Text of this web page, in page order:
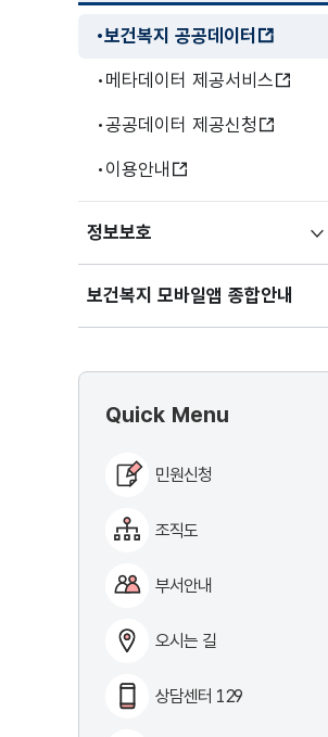
보건복지 공공데이터
메타데이터 제공서비스
공공데이터 제공신청
이용안내
정보보호
펼치기
보건복지 모바일앱 종합안내
Quick Menu
민원신청
조직도
부서안내
오시는 길
상담센터 129